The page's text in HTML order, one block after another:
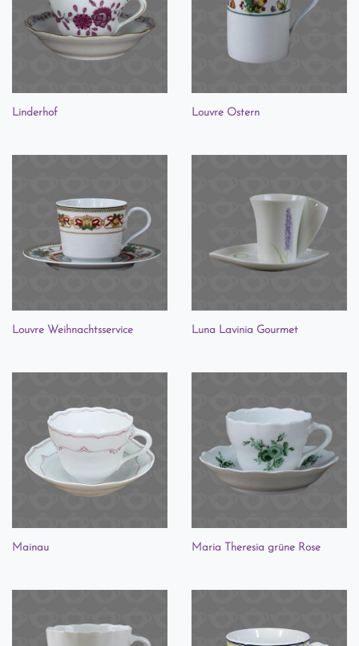
Linderhof Louvre Ostern
Louvre Weihnachtsservice Luna Lavinia Gourmet
Mainau Maria Theresia grüne Rose